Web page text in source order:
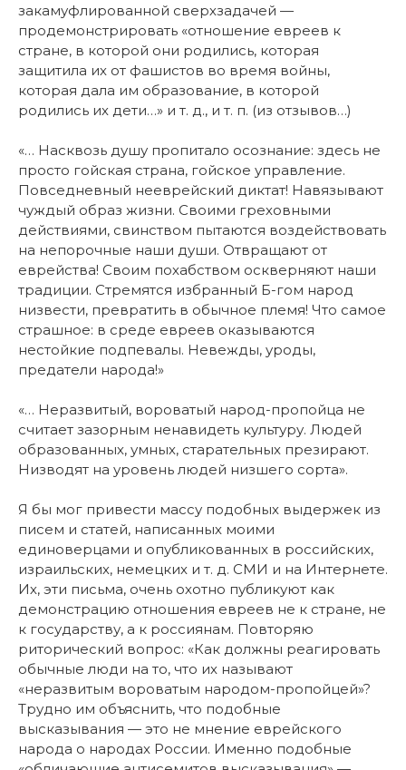
закамуфлированной сверхзадачей —
продемонстрировать «отношение евреев к
стране, в которой они родились, которая
защитила их от фашистов во время войны,
которая дала им образование, в которой
родились их дети…» и т. д., и т. п. (из отзывов…)
«… Насквозь душу пропитало осознание: здесь не
просто гойская страна, гойское управление.
Повседневный нееврейский диктат! Навязывают
чуждый образ жизни. Своими греховными
действиями, свинством пытаются воздействовать
на непорочные наши души. Отвращают от
еврейства! Своим похабством оскверняют наши
традиции. Стремятся избранный Б-гом народ
низвести, превратить в обычное племя! Что самое
страшное: в среде евреев оказываются
нестойкие подпевалы. Невежды, уроды,
предатели народа!»
«… Неразвитый, вороватый народ-пропойца не
считает зазорным ненавидеть культуру. Людей
образованных, умных, старательных презирают.
Низводят на уровень людей низшего сорта».
Я бы мог привести массу подобных выдержек из
писем и статей, написанных моими
единоверцами и опубликованных в российских,
израильских, немецких и т. д. СМИ и на Интернете.
Их, эти письма, очень охотно публикуют как
демонстрацию отношения евреев не к стране, не
к государству, а к россиянам. Повторяю
риторический вопрос: «Как должны реагировать
обычные люди на то, что их называют
«неразвитым вороватым народом-пропойцей»?
Трудно им объяснить, что подобные
высказывания — это не мнение еврейского
народа о народах России. Именно подобные